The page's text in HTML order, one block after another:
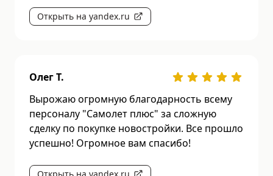
Открыть на yandex.ru
Олег Т.
Вырожаю огромную благодарность всему
персоналу "Самолет плюс" за сложную
сделку по покупке новостройки. Все прошло
успешно! Огромное вам спасибо!